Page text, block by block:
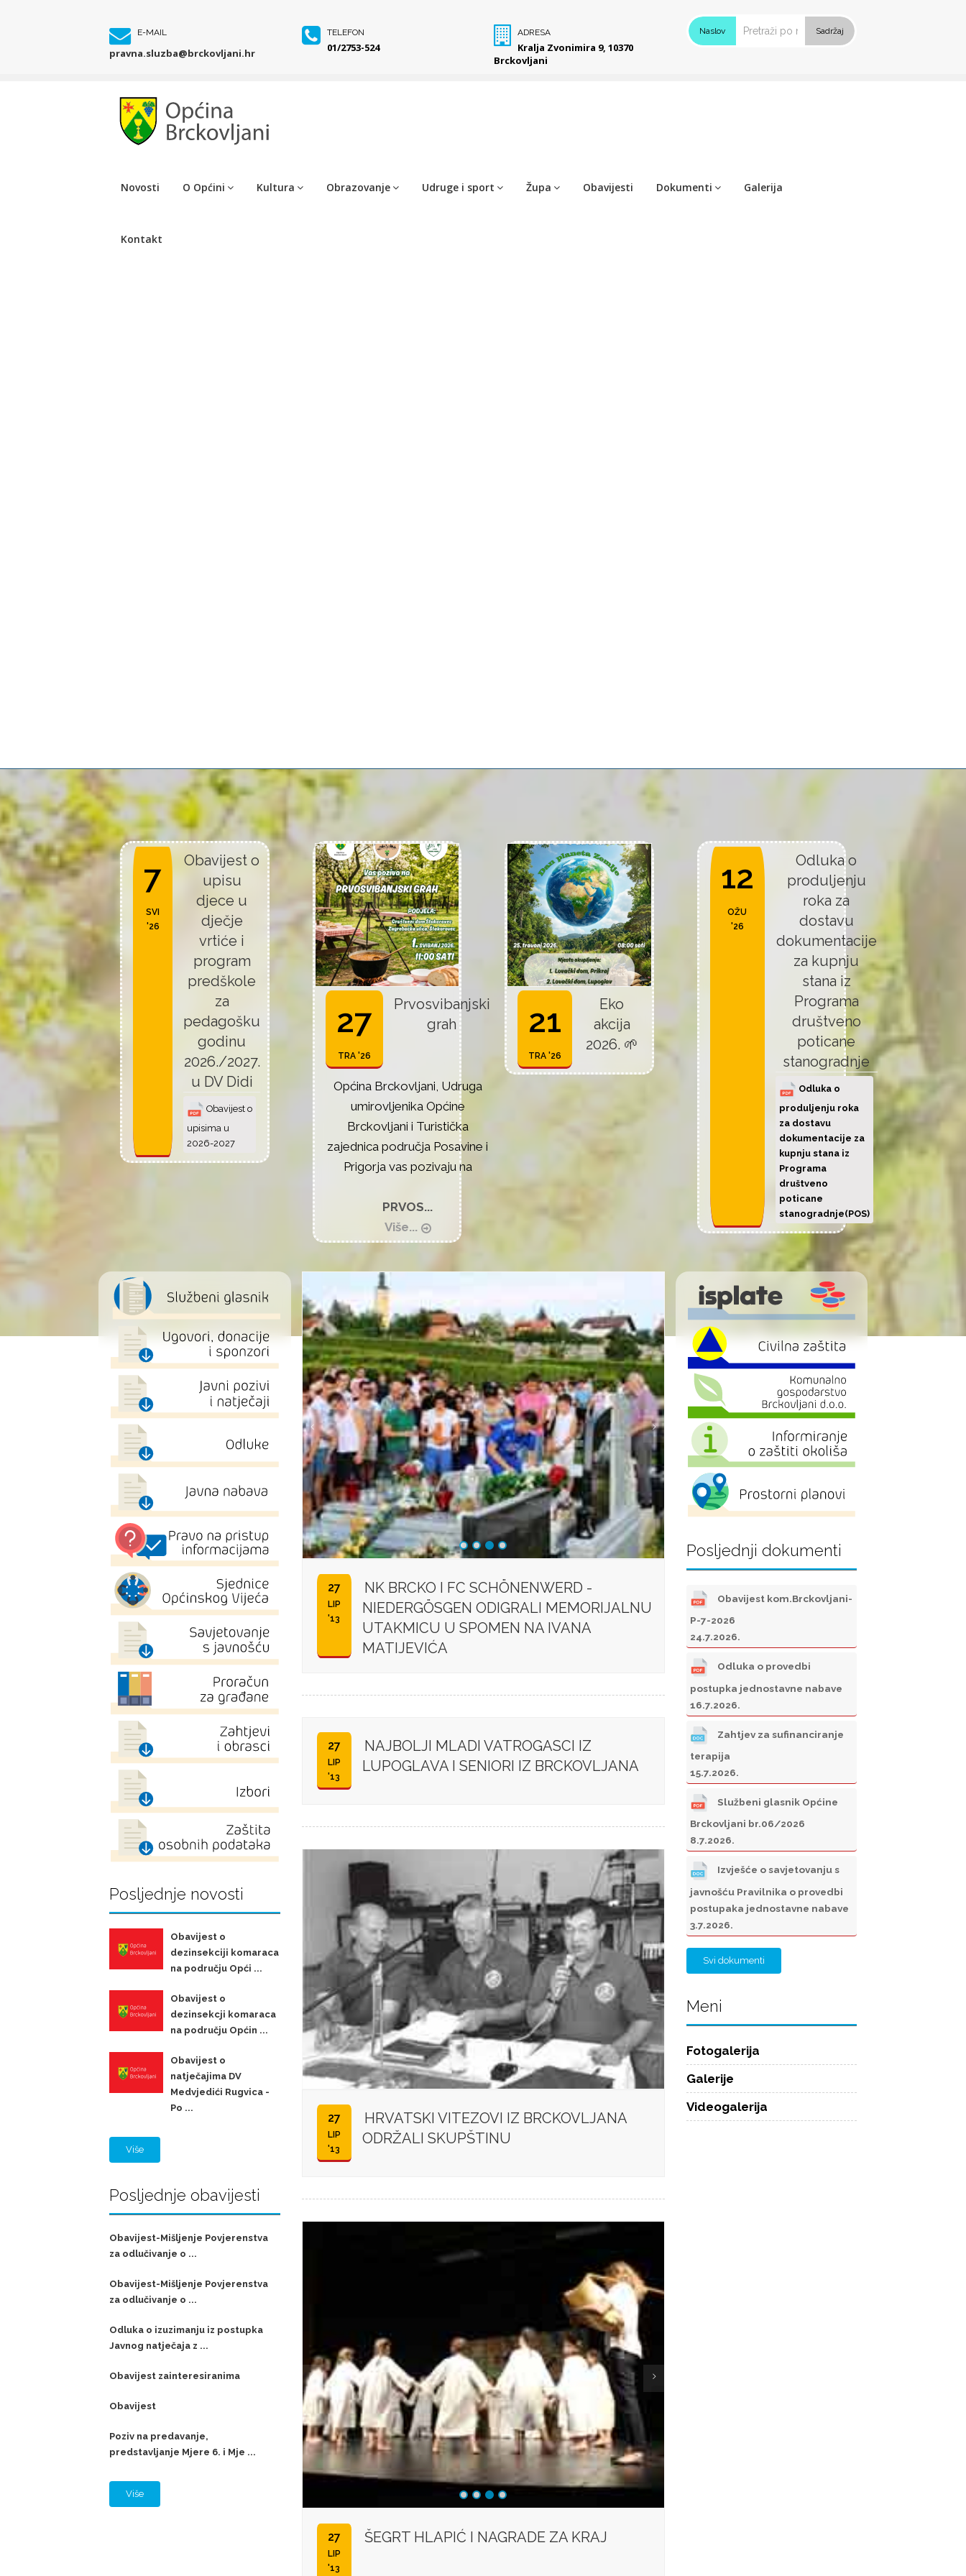
E-MAIL
pravna.sluzba@brckovljani.hr
TELEFON
01/2753-524
ADRESA
Kralja Zvonimira 9, 10370
Brckovljani
Naslov Sadržaj
Novosti O Općini Kultura Obrazovanje Udruge i sport Župa Obavijesti Dokumenti Galerija
Kontakt
7
SVI
'26
Obavijest o
upisu
djece u
dječje
vrtiće i
program
predškole
za
pedagošku
godinu
2026./2027.
u DV Didi
Obavijest o
upisima u
2026-2027
27
TRA '26
Prvosvibanjski
grah
Općina Brckovljani, Udruga
umirovljenika Općine
Brckovljani i Turistička
zajednica područja Posavine i
Prigorja vas pozivaju na
PRVOS...
Više...
21
TRA '26
Eko
akcija
2026. 🌱
12
OŽU
'26
Odluka o
produljenju
roka za
dostavu
dokumentacije
za kupnju
stana iz
Programa
društveno
poticane
stanogradnje
Odluka o
produljenju roka
za dostavu
dokumentacije za
kupnju stana iz
Programa
društveno
poticane
stanogradnje(POS)
Posljednje novosti
Obavijest o
dezinsekciji komaraca
na području Opći ...
Obavijest o
dezinsekcji komaraca
na području Općin ...
Obavijest o
natječajima DV
Medvjedići Rugvica -
Po ...
Više
Posljednje obavijesti
Obavijest-Mišljenje Povjerenstva
za odlučivanje o ...
Obavijest-Mišljenje Povjerenstva
za odlučivanje o ...
Odluka o izuzimanju iz postupka
Javnog natječaja z ...
Obavijest zainteresiranima
Obavijest
Poziv na predavanje,
predstavljanje Mjere 6. i Mje ...
Više
27
LIP
'13
NK BRCKO I FC SCHÖNENWERD -
NIEDERGÖSGEN ODIGRALI MEMORIJALNU
UTAKMICU U SPOMEN NA IVANA
MATIJEVIĆA
27
LIP
'13
NAJBOLJI MLADI VATROGASCI IZ
LUPOGLAVA I SENIORI IZ BRCKOVLJANA
27
LIP
'13
HRVATSKI VITEZOVI IZ BRCKOVLJANA
ODRŽALI SKUPŠTINU
27
LIP
'13
ŠEGRT HLAPIĆ I NAGRADE ZA KRAJ
Posljednji dokumenti
Obavijest kom.Brckovljani-
P-7-2026
24.7.2026.
Odluka o provedbi
postupka jednostavne nabave
16.7.2026.
Zahtjev za sufinanciranje
terapija
15.7.2026.
Službeni glasnik Općine
Brckovljani br.06/2026
8.7.2026.
Izvješće o savjetovanju s
javnošću Pravilnika o provedbi
postupaka jednostavne nabave
3.7.2026.
Svi dokumenti
Meni
Fotogalerija
Galerije
Videogalerija